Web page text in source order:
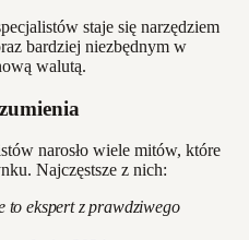
staje się narzędziem
bardziej niezbędnym w
walutą.
narosło wiele mitów, które
Najczęstsze z nich:
to ekspert z prawdziwego